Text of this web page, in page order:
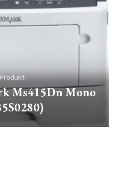
Produkt
Ms415Dn Mono